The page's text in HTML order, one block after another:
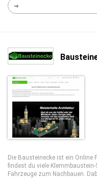
Die Bausteinecke ist ein Online
findest du viele
Fahrzeuge zum Nachbauen.